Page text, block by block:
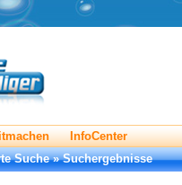
InfoCenter
Suche»Suchergebnisse